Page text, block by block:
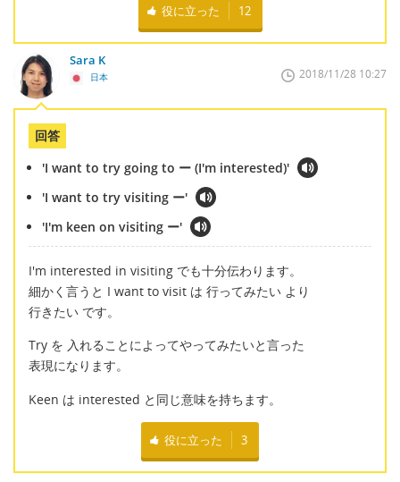
役に立った 12
Sara K
日本 2018/11/28 10:27
回答
'I want to try going to ー (I'm interested)'
'I want to try visiting ー'
'I'm keen on visiting ー'
I'm interested in visiting でも十分伝わります。
細かく言うと I want to visit は 行ってみたい より
行きたい です。
Try を 入れることによってやってみたいと言った
表現になります。
Keen は interested と同じ意味を持ちます。
役に立った 3